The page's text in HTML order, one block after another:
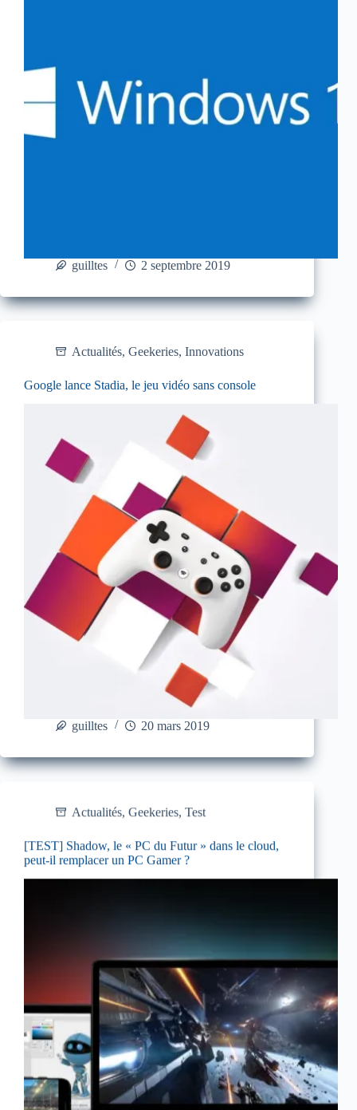
guilltes 2 septembre 2019
Actualités, Geekeries, Innovations
Google lance Stadia, le jeu vidéo sans console
guilltes 20 mars 2019
Actualités, Geekeries, Test
[TEST] Shadow, le « PC du Futur » dans le cloud,
peut-il remplacer un PC Gamer ?